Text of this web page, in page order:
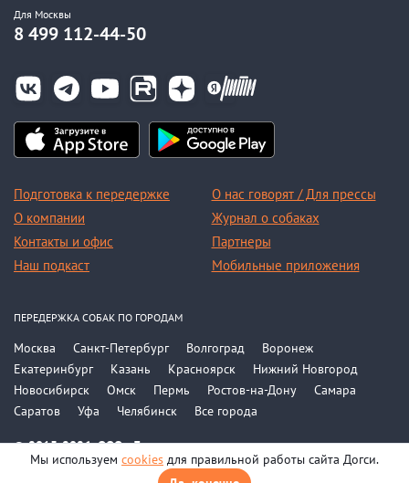
Для Москвы
8 499 112-44-50
Подготовка к передержке
О компании
Контакты и офис
Наш подкаст
О нас говорят / Для прессы
Журнал о собаках
Партнеры
Мобильные приложения
© 2015-2026, ООО «Догси»
Политика конфиденциальности
ПЕРЕДЕРЖКА СОБАК ПО ГОРОДАМ
Москва Санкт-Петербург Волгоград
Воронеж
Екатеринбург
Казань Красноярск
Нижний Новгород
Новосибирск
Омск Пермь Ростов-на-Дону
Самара
Саратов
Уфа Челябинск Все города
Мы используем cookies для правильной работы сайта Догси.